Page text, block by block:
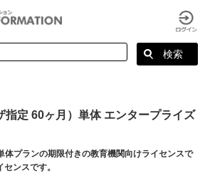
定 60ヶ月）単体 エンタープライズ
プランの期限付きの教育機関向けライセンスで
ンスです。